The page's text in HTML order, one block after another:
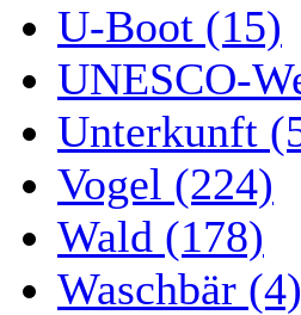
U-Boot (15)
UNESCO-
Unterkunft
Vogel (224)
Wald (178)
Waschbär (4)